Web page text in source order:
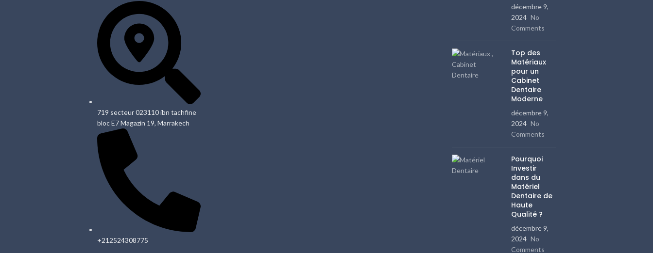
719 secteur 023110 ibn tachfine
bloc E7 Magazin 19, Marrakech
+212524308775
décembre 9,
2024 No
Comments
Top des
Matériaux
pour un
Cabinet
Dentaire
Moderne
décembre 9,
2024 No
Comments
Pourquoi
Investir
dans du
Matériel
Dentaire de
Haute
Qualité ?
décembre 9,
2024 No
Comments